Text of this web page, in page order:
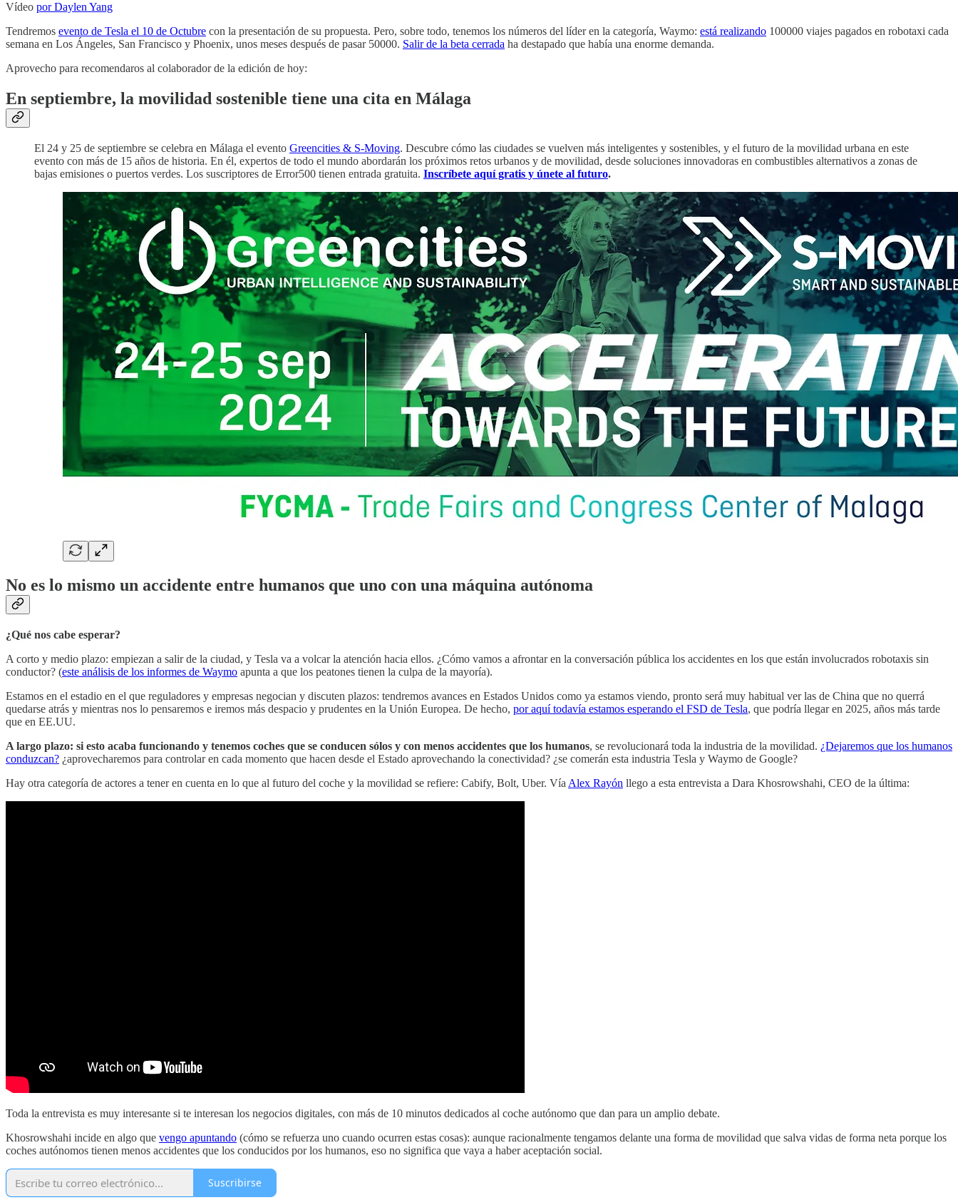
Vídeo por Daylen Yang
Tendremos evento de Tesla el 10 de Octubre con la presentación de su propuesta. Pero, sobre todo, tenemos los números del líder en la categoría, Waymo: está realizando 100000 viajes pagados en robotaxi cada
semana en Los Ángeles, San Francisco y Phoenix, unos meses después de pasar 50000. Salir de la beta cerrada ha destapado que había una enorme demanda.
Aprovecho para recomendaros al colaborador de la edición de hoy:
En septiembre, la movilidad sostenible tiene una cita en Málaga
El 24 y 25 de septiembre se celebra en Málaga el evento Greencities & S-Moving. Descubre cómo las ciudades se vuelven más inteligentes y sostenibles, y el futuro de la movilidad urbana en este
evento con más de 15 años de historia. En él, expertos de todo el mundo abordarán los próximos retos urbanos y de movilidad, desde soluciones innovadoras en combustibles alternativos a zonas de
bajas emisiones o puertos verdes. Los suscriptores de Error500 tienen entrada gratuita. Inscríbete aquí gratis y únete al futuro.
No es lo mismo un accidente entre humanos que uno con una máquina autónoma
¿Qué nos cabe esperar?
A corto y medio plazo: empiezan a salir de la ciudad, y Tesla va a volcar la atención hacia ellos. ¿Cómo vamos a afrontar en la conversación pública los accidentes en los que están involucrados robotaxis sin
conductor? (este análisis de los informes de Waymo apunta a que los peatones tienen la culpa de la mayoría).
Estamos en el estadio en el que reguladores y empresas negocian y discuten plazos: tendremos avances en Estados Unidos como ya estamos viendo, pronto será muy habitual ver las de China que no querrá
quedarse atrás y mientras nos lo pensaremos e iremos más despacio y prudentes en la Unión Europea. De hecho, por aquí todavía estamos esperando el FSD de Tesla, que podría llegar en 2025, años más tarde
que en EE.UU.
A largo plazo: si esto acaba funcionando y tenemos coches que se conducen sólos y con menos accidentes que los humanos, se revolucionará toda la industria de la movilidad. ¿Dejaremos que los humanos
conduzcan? ¿aprovecharemos para controlar en cada momento que hacen desde el Estado aprovechando la conectividad? ¿se comerán esta industria Tesla y Waymo de Google?
Hay otra categoría de actores a tener en cuenta en lo que al futuro del coche y la movilidad se refiere: Cabify, Bolt, Uber. Vía Alex Rayón llego a esta entrevista a Dara Khosrowshahi, CEO de la última:
Toda la entrevista es muy interesante si te interesan los negocios digitales, con más de 10 minutos dedicados al coche autónomo que dan para un amplio debate.
Khosrowshahi incide en algo que vengo apuntando (cómo se refuerza uno cuando ocurren estas cosas): aunque racionalmente tengamos delante una forma de movilidad que salva vidas de forma neta porque los
coches autónomos tienen menos accidentes que los conducidos por los humanos, eso no significa que vaya a haber aceptación social.
Suscribirse